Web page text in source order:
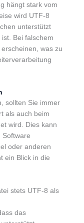
hängt stark vom
wird UTF-8
unterstützt
Bei falschem
was zu
sollten Sie immer
als auch beim
wird. Dies kann
Software
oder anderen
ein Blick in die
stets UTF-8 als
das